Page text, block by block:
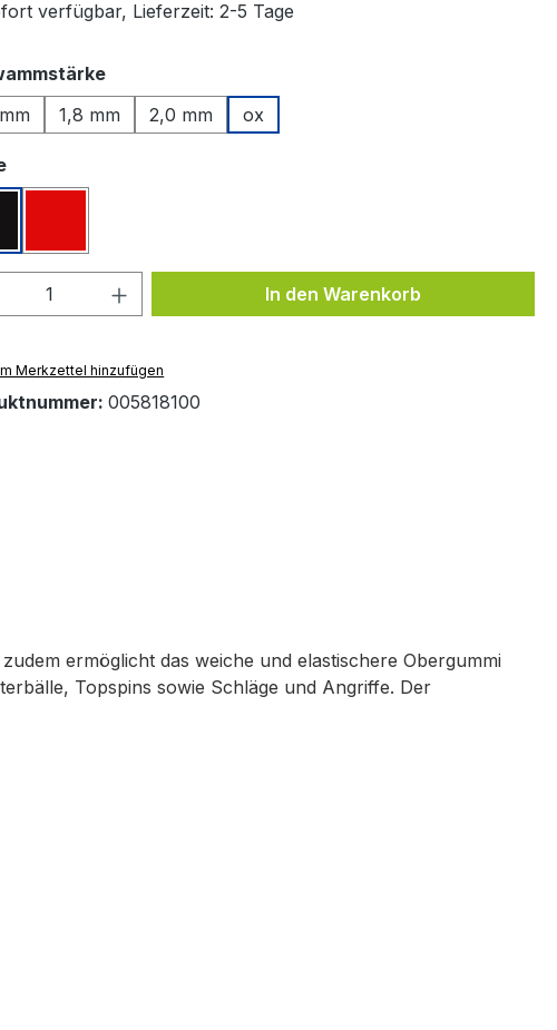
verfügbar, Lieferzeit: 2-5 Tage
auswählen
1,8 mm 2,0 mm ox
auswählen
Anzahl: Gib den gewünschten Wert
In den Warenkorb
Merkzettel hinzufügen
005818100
ermöglicht das weiche und elastischere Obergummi
Topspins sowie Schläge und Angriffe. Der